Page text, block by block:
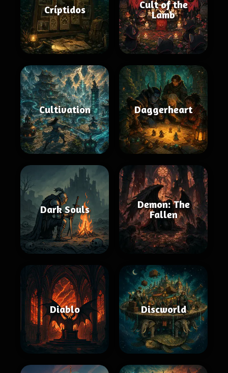
Críptidos
Cult of the
Lamb
Cultivation Daggerheart
Dark Souls
Demon: The
Fallen
Diablo Discworld